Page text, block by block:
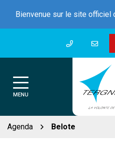
contenu
Bienvenue sur le site officiel
MENU
Agenda Belote